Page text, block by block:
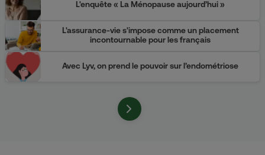
L'enquête « La Ménopause aujourd’hui »
L'assurance-vie s'impose comme un placement
incontournable pour les français
Avec Lyv, on prend le pouvoir sur l’endométriose